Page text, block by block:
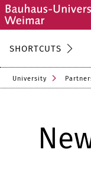
SHORTCUTS
University